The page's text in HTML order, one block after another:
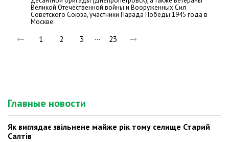
Великой Отечественной войны и Вооруженных Сил
Советского Союза, участники Парада Победы 1945 года в
Москве.
1 2 3 … 23
Главные новости
Як виглядає звільнене майже рік тому селище Старий
Салтів